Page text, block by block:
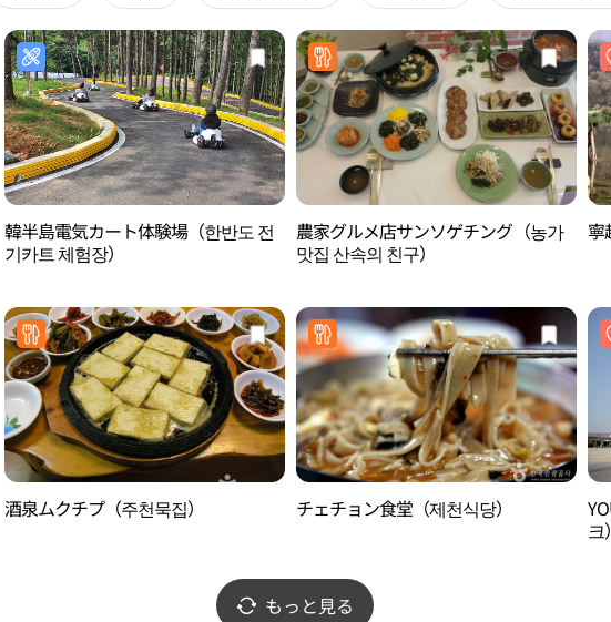
韓半島電気カート体験場（한반도 전
기카트 체험장）
農家グルメ店サンソゲチング（농가
맛집 산속의 친구）
寧
酒泉ムクチプ（주천묵집） チェチョン食堂（제천식당）
크）
もっと見る